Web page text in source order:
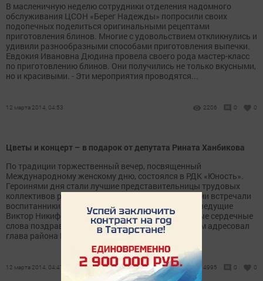
В масленичную неделю сотрудники отделения надомного
обслуживания ЦСОН «Берег Надежды» попросили своих
подопечных поделиться оригинальными рецептами
приготовления блинов. Многие с удовольствием откликнулись и
удивили разнообразными способами приготовления выпечки.
Евдокия Ивановна Дюдина провела своего рода мастер-класс
по приготовлению блинов. Они получились не только вкусными,
но и красивыми. - Эти мероприятия проводятся...
12 марта 2014, 04:53 2206 0 0
Цветы и концерт – в подарок от депутата Рината Ханбикова
По традиции торжественный вечер, посвященный
Международному женскому дню, состоялся в РДК «Юность».
Героинями дня стали лучшие представительницы трудовых
коллективов района, которых у входа в зал цветами встречали
воспитанники кадетских классов. Открыли вечер ведущие
Виктор Никифоров и Ракига Хаматгалимова. Самые сердечные
слова поздравлений и признательности женщинам адресовал
глава района Игорь Привалов....
12 марта 2014, 04:47 4995 0 0